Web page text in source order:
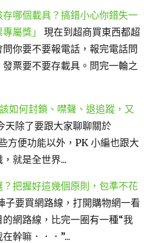
哪個載具？搞錯小心你錯失一
屬獎」
現在到超商買東西都超
你要不要報電話，報完電話問
票要不要存載具。問完一輪之
如何封鎖、噤聲、退追蹤，又
天除了要跟大家聊聊關於
便功能以外，PK 小編也跟大
就是全世界...
把握好這幾個原則，包準不花
子要買網路線，打開購物網一看
網路線，比完一圈有一種“我
幹嘛．．．”...